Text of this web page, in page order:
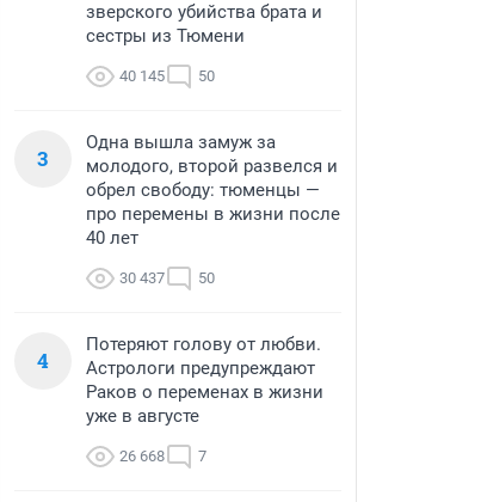
зверского убийства брата и
сестры из Тюмени
40 145 50
3
Одна вышла замуж за
молодого, второй развелся и
обрел свободу: тюменцы —
про перемены в жизни после
40 лет
30 437 50
4
Потеряют голову от любви.
Астрологи предупреждают
Раков о переменах в жизни
уже в августе
26 668 7